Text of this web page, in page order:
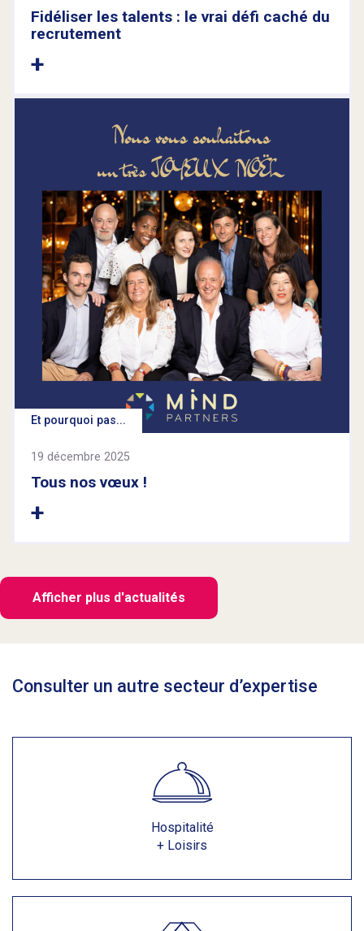
Fidéliser les talents : le vrai défi caché du
recrutement
Et pourquoi pas...
19 décembre 2025
Tous nos vœux !
Afficher plus d'actualités
Consulter un autre secteur d’expertise
Hospitalité
+ Loisirs